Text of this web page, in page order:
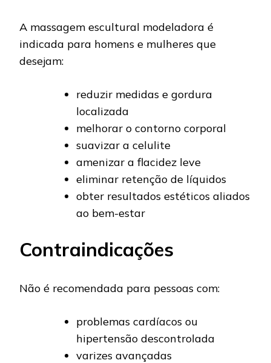
A massagem escultural modeladora é
indicada para homens e mulheres que
desejam:
reduzir medidas e gordura
localizada
melhorar o contorno corporal
suavizar a celulite
amenizar a flacidez leve
eliminar retenção de líquidos
obter resultados estéticos aliados
ao bem-estar
Contraindicações
Não é recomendada para pessoas com:
problemas cardíacos ou
hipertensão descontrolada
varizes avançadas